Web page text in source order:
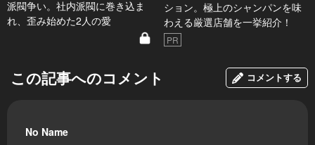
派閥争い。社内派閥に巻き込ま
れ、歪み始めた2人の愛
ション。極上のシャンパンを味
わえる厳選店舗を一挙紹介！
PR
この記事へのコメント コメントする
No Name